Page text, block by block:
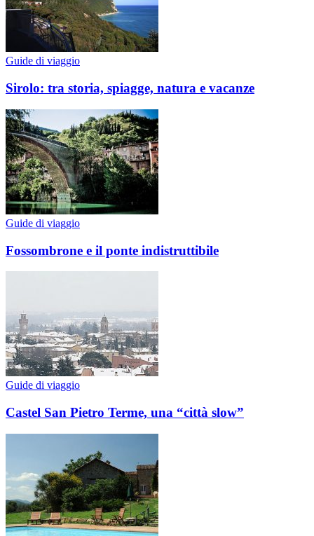
Guide di viaggio
Sirolo: tra storia, spiagge, natura e vacanze
Guide di viaggio
Fossombrone e il ponte indistruttibile
Guide di viaggio
Castel San Pietro Terme, una “città slow”